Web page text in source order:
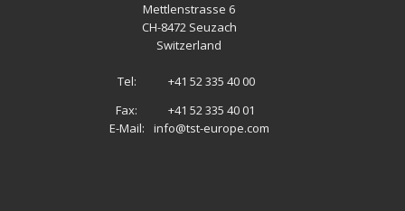
Mettlenstrasse 6
CH-8472 Seuzach
Switzerland
Tel:
+41 52 335 40 00
Fax:
+41 52 335 40 01
E-Mail:
info@tst-europe.com